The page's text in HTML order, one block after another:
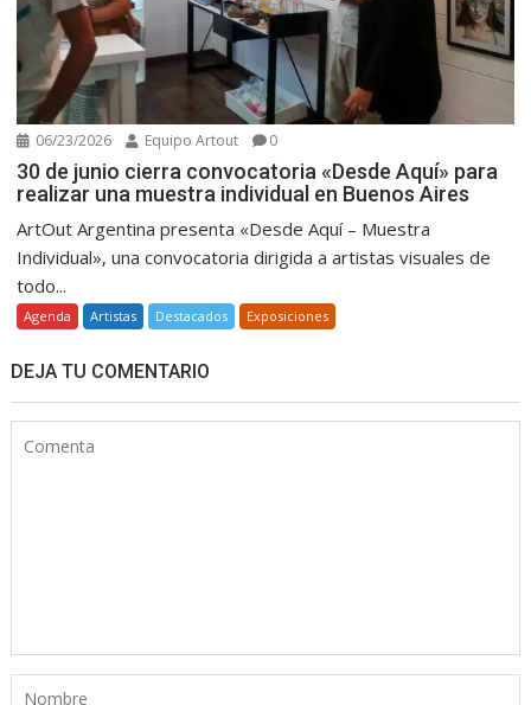
06/23/2026 Equipo Artout 0
30 de junio cierra convocatoria «Desde Aquí» para
realizar una muestra individual en Buenos Aires
ArtOut Argentina presenta «Desde Aquí – Muestra
Individual», una convocatoria dirigida a artistas visuales de
todo...
Agenda Artistas Destacados Exposiciones
DEJA TU COMENTARIO